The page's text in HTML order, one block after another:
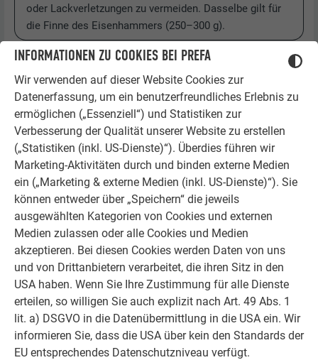
INFORMATIONEN ZU COOKIES BEI PREFA
Wir verwenden auf dieser Website Cookies zur
Datenerfassung, um ein benutzerfreundliches Erlebnis zu
ermöglichen („Essenziell“) und Statistiken zur
Verbesserung der Qualität unserer Website zu erstellen
(„Statistiken (inkl. US-Dienste)“). Überdies führen wir
Marketing-Aktivitäten durch und binden externe Medien
ein („Marketing & externe Medien (inkl. US-Dienste)“). Sie
können entweder über „Speichern“ die jeweils
ausgewählten Kategorien von Cookies und externen
Medien zulassen oder alle Cookies und Medien
akzeptieren. Bei diesen Cookies werden Daten von uns
und von Drittanbietern verarbeitet, die ihren Sitz in den
USA haben. Wenn Sie Ihre Zustimmung für alle Dienste
erteilen, so willigen Sie auch explizit nach Art. 49 Abs. 1
lit. a) DSGVO in die Datenübermittlung in die USA ein. Wir
informieren Sie, dass die USA über kein den Standards der
EU entsprechendes Datenschutzniveau verfügt.
oder Lackverletzungen zu vermeiden. Dasselbe gilt für
die Finne des Eisenhammers (250–300 g).